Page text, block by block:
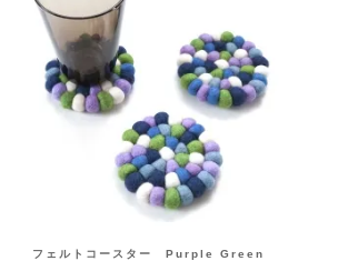
フェルトコースター Purple Green